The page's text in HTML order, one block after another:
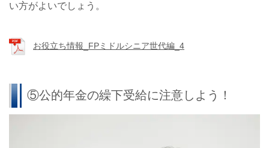
い方がよいでしょう。
お役立ち情報_FPミドルシニア世代編_4
⑤公的年金の繰下受給に注意しよう！